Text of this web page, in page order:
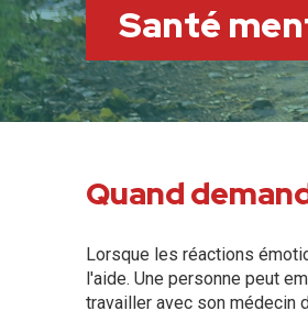
Santé
Quand
Lorsque les réactions
l'aide. Une personne peut
travailler avec son médecin